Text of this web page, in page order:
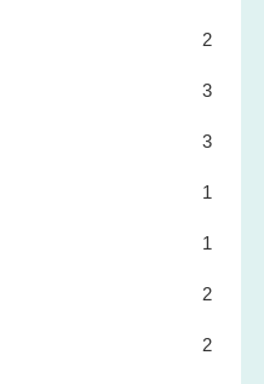
2
3
3
1
1
2
2